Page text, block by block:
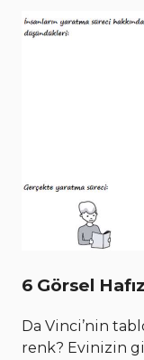
6 Görsel
Da Vinci’nin
renk? Evinizin